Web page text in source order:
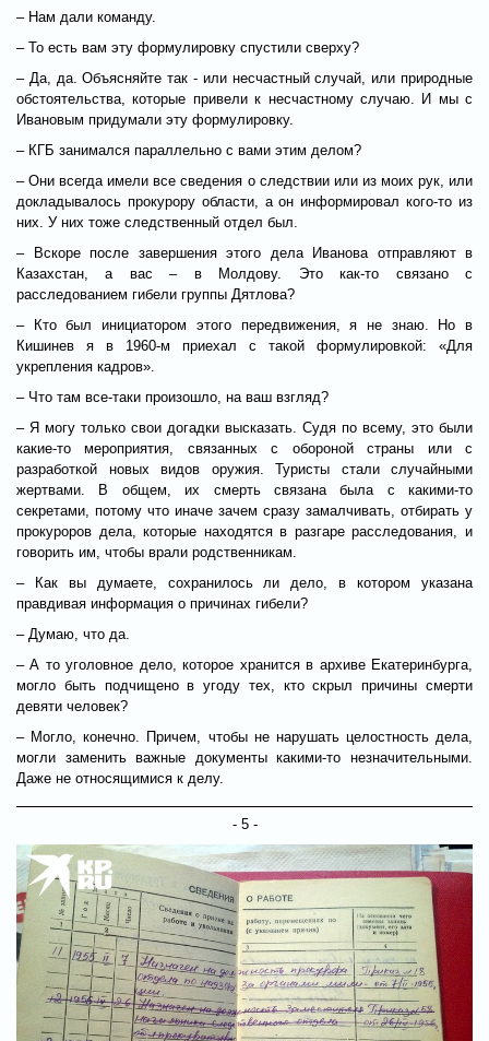
– Нам дали команду.
– То есть вам эту формулировку спустили сверху?
– Да, да. Объясняйте так - или несчастный случай, или природные
обстоятельства, которые привели к несчастному случаю. И мы с
Ивановым придумали эту формулировку.
– КГБ занимался параллельно с вами этим делом?
– Они всегда имели все сведения о следствии или из моих рук, или
докладывалось прокурору области, а он информировал кого-то из
них. У них тоже следственный отдел был.
– Вскоре после завершения этого дела Иванова отправляют в
Казахстан, а вас – в Молдову. Это как-то связано с
расследованием гибели группы Дятлова?
– Кто был инициатором этого передвижения, я не знаю. Но в
Кишинев я в 1960-м приехал с такой формулировкой: «Для
укрепления кадров».
– Что там все-таки произошло, на ваш взгляд?
– Я могу только свои догадки высказать. Судя по всему, это были
какие-то мероприятия, связанных с обороной страны или с
разработкой новых видов оружия. Туристы стали случайными
жертвами. В общем, их смерть связана была с какими-то
секретами, потому что иначе зачем сразу замалчивать, отбирать у
прокуроров дела, которые находятся в разгаре расследования, и
говорить им, чтобы врали родственникам.
– Как вы думаете, сохранилось ли дело, в котором указана
правдивая информация о причинах гибели?
– Думаю, что да.
– А то уголовное дело, которое хранится в архиве Екатеринбурга,
могло быть подчищено в угоду тех, кто скрыл причины смерти
девяти человек?
– Могло, конечно. Причем, чтобы не нарушать целостность дела,
могли заменить важные документы какими-то незначительными.
Даже не относящимися к делу.
- 5 -